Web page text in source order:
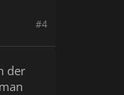
#4
der